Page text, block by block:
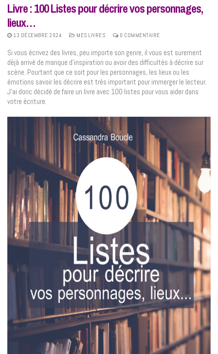
Livre : 100 Listes pour décrire vos personnages,
lieux…
13 DÉCEMBRE 2024 MES LIVRES 0 COMMENTAIRE
Si vous écrivez des livres, peu importe son genre, il vous est surement
déjà arrivé de manque d’inspiration ou avoir des difficultés à décrire sur
scène. Pourtant que ce soit pour les personnages, les lieux ou les
émotions savoir les décrire est très important pour immerger le lecteur.
J’ai donc décidé de faire un livre avec 100 listes pour vous aider dans
votre écriture.